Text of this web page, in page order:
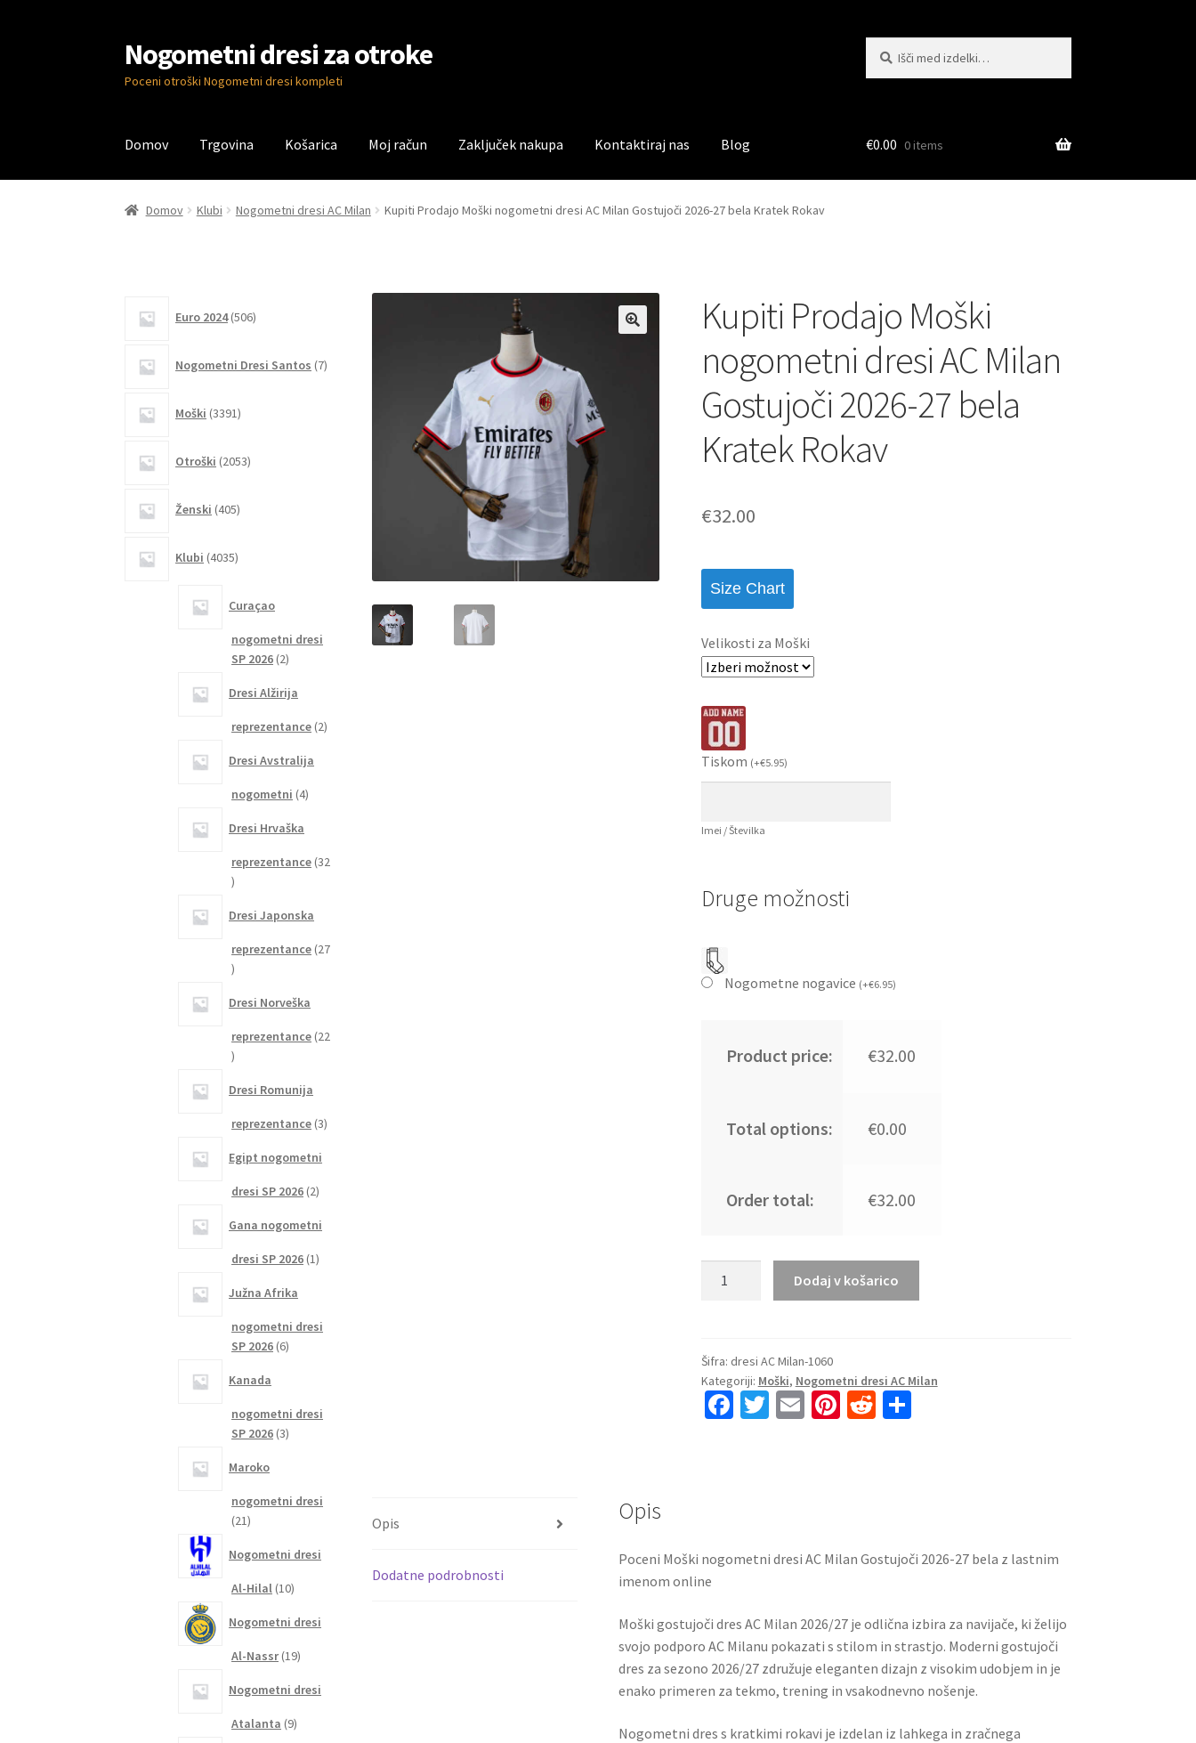
Skip
to
navigation
Skip
to
content
Nogometni dresi za otroke
Poceni otroški Nogometni dresi kompleti
Domov Trgovina Košarica Moj račun Zaključek nakupa Kontaktiraj nas Blog
Domov BlogKontaktiraj nas KošaricaMoj račun Trgovina Zaključek nakupa
€0.00 0 items
Domov Klubi Nogometni dresi AC Milan Kupiti Prodajo Moški nogometni dresi AC Milan Gostujoči 2026-27 bela Kratek Rokav
Kupiti Prodajo Moški
nogometni dresi AC Milan
Gostujoči 2026-27 bela
Kratek Rokav
€32.00
Size Chart
Velikosti za Moški
Tiskom (+€5.95)
Imei / Številka
Druge možnosti
Nogometne nogavice (+€6.95)
Product price: €32.00
Total options: €0.00
Order total: €32.00
dresi
AC
Milan
količina
Dodaj v košarico
Šifra: dresi AC Milan-1060
Kategoriji: Moški, Nogometni dresi AC Milan
Fa T E Pi R S
Opis
Dodatne podrobnosti
Opis
Poceni Moški nogometni dresi AC Milan Gostujoči 2026-27 bela z lastnim
imenom online
Moški gostujoči dres AC Milan 2026/27 je odlična izbira za navijače, ki želijo
svojo podporo AC Milanu pokazati s stilom in strastjo. Moderni gostujoči
dres za sezono 2026/27 združuje eleganten dizajn z visokim udobjem in je
enako primeren za tekmo, trening in vsakodnevno nošenje.
Nogometni dres s kratkimi rokavi je izdelan iz lahkega in zračnega
Euro 2024 506izdelkov
Nogometni Dresi Santos 7izdelkov
Moški 3391izdelkov
Otroški 2053izdelkov
Ženski 405izdelkov
Klubi 4035izdelkov
Curaçao
nogometni dresi
SP 2026 22
Dresi Alžirija
reprezentance 22
Dresi Avstralija
nogometni 44
Dresi Hrvaška
reprezentance 32
32
Dresi Japonska
reprezentance 27
27
Dresi Norveška
reprezentance 22
22
Dresi Romunija
reprezentance 33
Egipt nogometni
dresi SP 2026 22
Gana nogometni
dresi SP 2026 11
Južna Afrika
nogometni dresi
SP 2026 66
Kanada
nogometni dresi
SP 2026 33
Maroko
nogometni dresi
2121
Nogometni dresi
Al-Hilal 1010
Nogometni dresi
Al-Nassr 1919
Nogometni dresi
Atalanta 99